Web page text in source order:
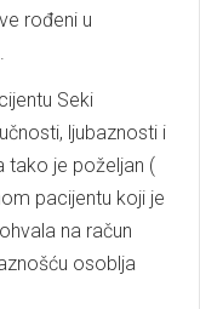
rođeni u
Seki
ljubaznosti i
tako je poželjan (
pacijentu koji je
na račun
osoblja